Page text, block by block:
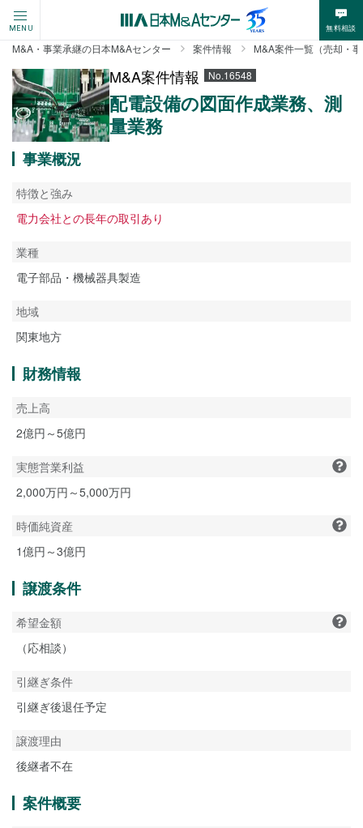
MENU 無料相談
M&A・事業承継の日本M&Aセンター 案件情報 M&A案件一覧（売却・
M&A案件情報 No.16548
配電設備の図面作成業務、測
量業務
事業概況
特徴と強み
電力会社との長年の取引あり
業種
電子部品・機械器具製造
地域
関東地方
財務情報
売上高
2億円～5億円
実態営業利益
2,000万円～5,000万円
時価純資産
1億円～3億円
譲渡条件
希望金額
（応相談）
引継ぎ条件
引継ぎ後退任予定
譲渡理由
後継者不在
案件概要